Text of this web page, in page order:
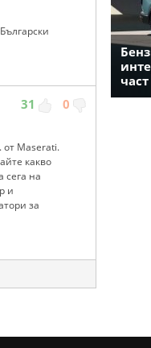
31 0
от Maserati.
какво
сега на
и
за
част